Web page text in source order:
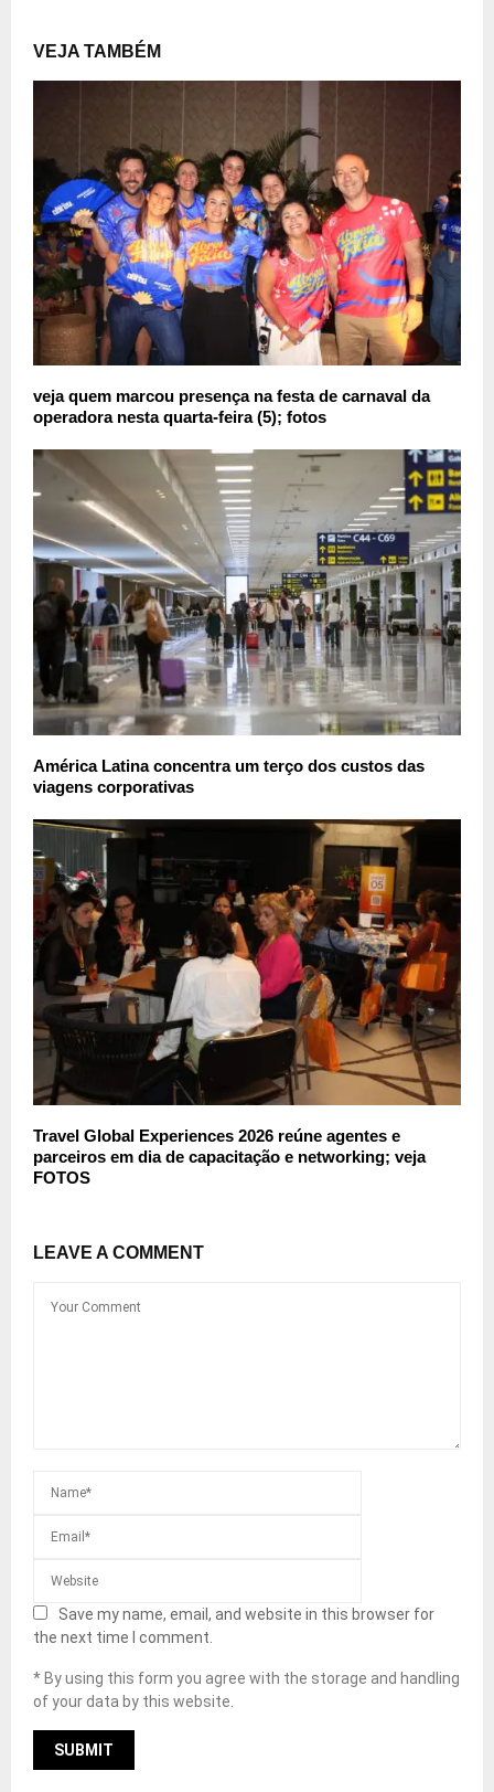
VEJA TAMBÉM
veja quem marcou presença na festa de carnaval da
operadora nesta quarta-feira (5); fotos
América Latina concentra um terço dos custos das
viagens corporativas
Travel Global Experiences 2026 reúne agentes e
parceiros em dia de capacitação e networking; veja
FOTOS
LEAVE A COMMENT
Save my name, email, and website in this browser for
the next time I comment.
* By using this form you agree with the storage and handling
of your data by this website.